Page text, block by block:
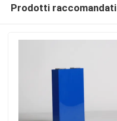
Prodotti raccomandati